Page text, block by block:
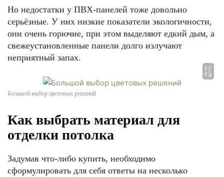
Но недостатки у ПВХ-панелей тоже довольно
серьёзные. У них низкие показатели экологичности,
они очень горючие, при этом выделяют едкий дым, а
свежеустановленные панели долго излучают
неприятный запах.
Ф
О
Т
О:
s
k
r.
s
h
Большой выбор цветовых решений
Как выбрать материал для
отделки потолка
Задумав что-либо купить, необходимо
сформулировать для себя ответы на несколько